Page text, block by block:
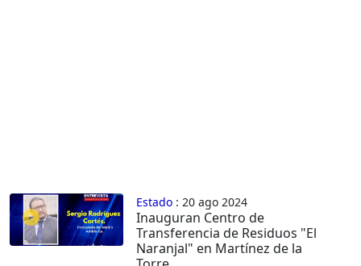
Estado : 20 ago 2024
Inauguran Centro de
Transferencia de Residuos "El
Naranjal" en Martínez de la